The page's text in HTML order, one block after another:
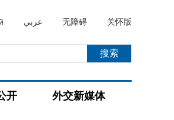
عربي 无障碍 关怀版
开 外交新媒体